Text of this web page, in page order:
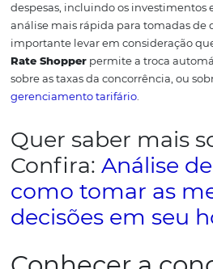
do mercado utilizando uma
Shopperé, definitivamente,
Unidos, oRate Shoppere o